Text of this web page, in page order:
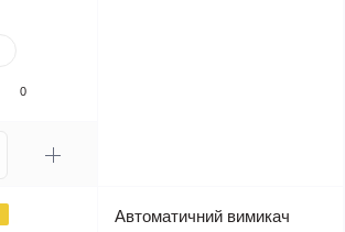
0
Автоматичний вимикач